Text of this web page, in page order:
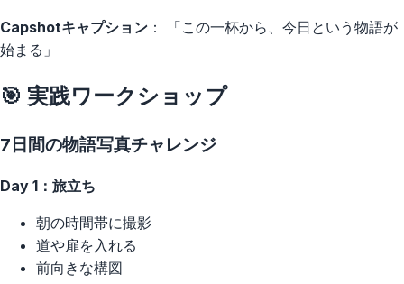
Capshotキャプション ： 「この一杯から、今日という物語が
始まる」
🎯 実践ワークショップ
7日間の物語写真チャレンジ
Day 1：旅立ち
朝の時間帯に撮影
道や扉を入れる
前向きな構図